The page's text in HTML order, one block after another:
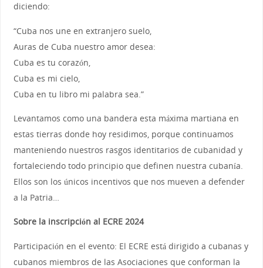
diciendo:
“Cuba nos une en extranjero suelo,
Auras de Cuba nuestro amor desea:
Cuba es tu corazón,
Cuba es mi cielo,
Cuba en tu libro mi palabra sea.”
Levantamos como una bandera esta máxima martiana en
estas tierras donde hoy residimos, porque continuamos
manteniendo nuestros rasgos identitarios de cubanidad y
fortaleciendo todo principio que definen nuestra cubanía.
Ellos son los únicos incentivos que nos mueven a defender
a la Patria…
Sobre la inscripción al ECRE 2024
Participación en el evento: El ECRE está dirigido a cubanas y
cubanos miembros de las Asociaciones que conforman la